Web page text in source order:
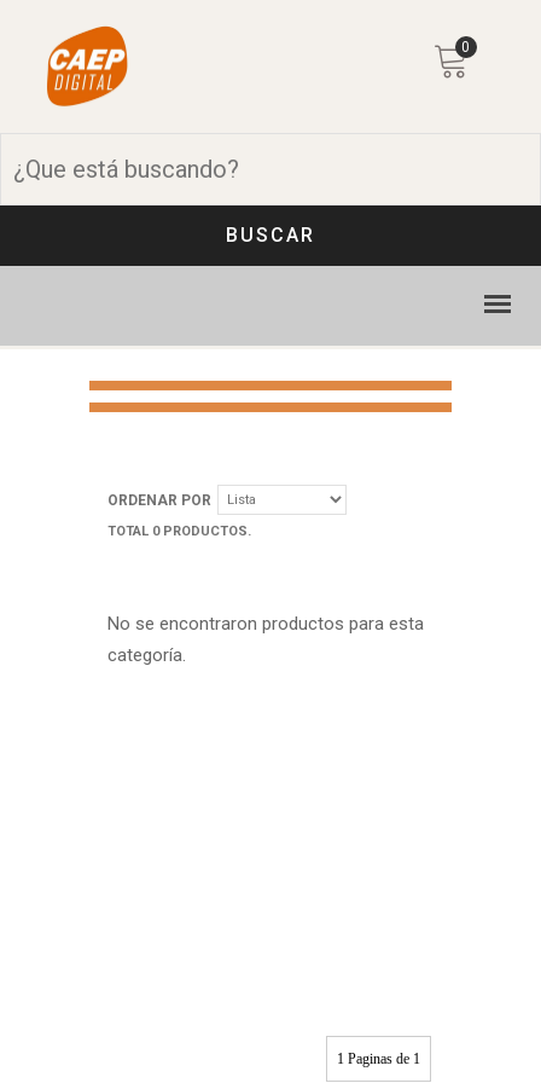
0
BUSCAR
ORDENAR POR
TOTAL 0 PRODUCTOS.
No se encontraron productos para esta
categoría.
1 Paginas de 1